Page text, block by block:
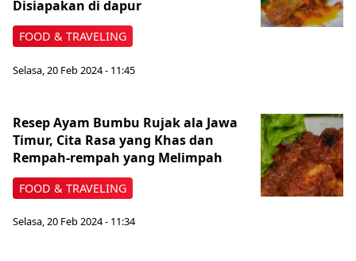
FOOD & TRAVELING
Disiapakan di dapur
Selasa, 20 Feb 2024 - 11:45
FOOD & TRAVELING
Resep Ayam Bumbu Rujak ala Jawa
Timur, Cita Rasa yang Khas dan
Rempah-rempah yang Melimpah
Selasa, 20 Feb 2024 - 11:34